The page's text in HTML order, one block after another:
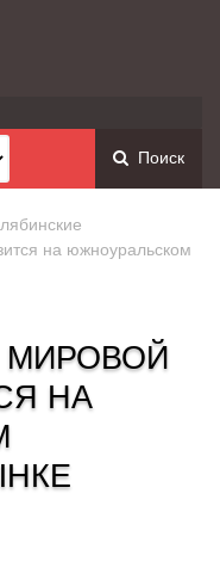
Поиск
на южноуральском
МИРОВОЙ
НА